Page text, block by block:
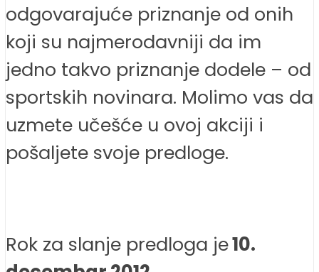
odgovarajuće priznanje od onih
koji su najmerodavniji da im
jedno takvo priznanje dodele – od
sportskih novinara. Molimo vas da
uzmete učešće u ovoj akciji i
pošaljete svoje predloge.
Rok za slanje predloga je10.